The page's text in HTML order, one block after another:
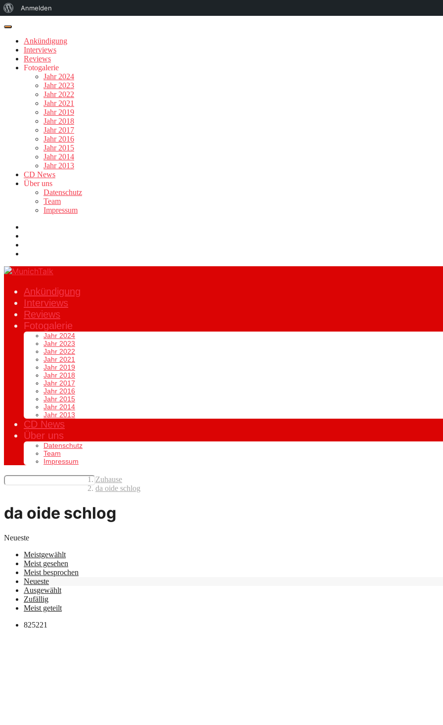
Über
Anmelden
Ankündigung
Interviews
Reviews
Fotogalerie
Jahr 2024
Jahr 2023
Jahr 2022
Jahr 2021
Jahr 2019
Jahr 2018
Jahr 2017
Jahr 2016
Jahr 2015
Jahr 2014
Jahr 2013
CD News
Über uns
Datenschutz
Team
Impressum
Ankündigung
Interviews
Reviews
Fotogalerie
Jahr 2024
Jahr 2023
Jahr 2022
Jahr 2021
Jahr 2019
Jahr 2018
Jahr 2017
Jahr 2016
Jahr 2015
Jahr 2014
Jahr 2013
CD News
Über uns
Datenschutz
Team
Impressum
Zuhause
da oide schlog
da oide schlog
Neueste
Meistgewählt
Meist gesehen
Meist besprochen
Neueste
Ausgewählt
Zufällig
Meist geteilt
825221